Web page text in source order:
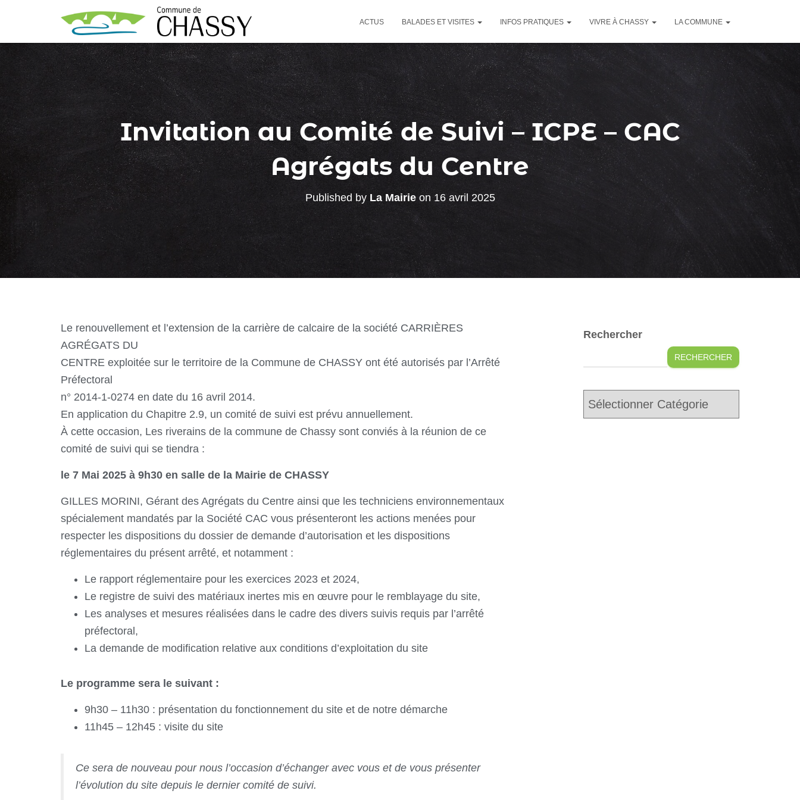
ACTUS BALADES ET VISITES INFOS PRATIQUES VIVRE À CHASSY LA COMMUNE
Invitation au Comité de Suivi – ICPE – CAC
Agrégats du Centre
Published by La Mairieon16 avril 2025
Le renouvellement et l’extension de la carrière de calcaire de la société CARRIÈRES
AGRÉGATS DU
CENTRE exploitée sur le territoire de la Commune de CHASSY ont été autorisés par l’Arrêté
Préfectoral
n° 2014-1-0274 en date du 16 avril 2014.
En application du Chapitre 2.9, un comité de suivi est prévu annuellement.
À cette occasion, Les riverains de la commune de Chassy sont conviés à la réunion de ce
comité de suivi qui se tiendra :
le 7 Mai 2025 à 9h30 en salle de la Mairie de CHASSY
GILLES MORINI, Gérant des Agrégats du Centre ainsi que les techniciens environnementaux
spécialement mandatés par la Société CAC vous présenteront les actions menées pour
respecter les dispositions du dossier de demande d’autorisation et les dispositions
réglementaires du présent arrêté, et notamment :
Le rapport réglementaire pour les exercices 2023 et 2024,
Le registre de suivi des matériaux inertes mis en œuvre pour le remblayage du site,
Les analyses et mesures réalisées dans le cadre des divers suivis requis par l’arrêté
préfectoral,
La demande de modification relative aux conditions d’exploitation du site
Le programme sera le suivant :
9h30 – 11h30 : présentation du fonctionnement du site et de notre démarche
11h45 – 12h45 : visite du site
Ce sera de nouveau pour nous l’occasion d’échanger avec vous et de vous présenter
l’évolution du site depuis le dernier comité de suivi.
Rechercher
RECHERCHER